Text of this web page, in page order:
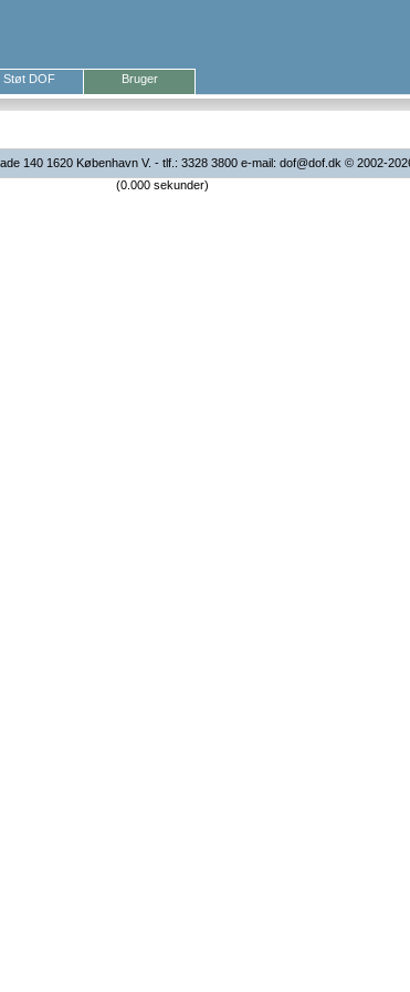
Støt DOF
Bruger
140 1620 København V. - tlf.: 3328 3800 e-mail: dof@dof.dk © 2002-
(0.000 sekunder)